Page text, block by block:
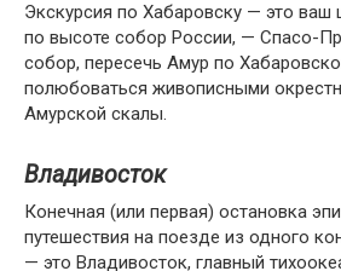
Экскурсия по Хабаровску — это ваш
по высоте собор России, — Спасо-
собор, пересечь Амур по
полюбоваться живописными
Амурской скалы.
Владивосток
Конечная (или первая) остановка
путешествия на поезде из одного
— это Владивосток, главный